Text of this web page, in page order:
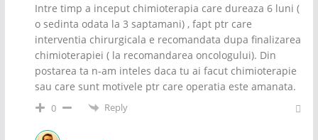
Intre timp a inceput chimioterapia care dureaza 6 luni (
o sedinta odata la 3 saptamani) , fapt ptr care
interventia chirurgicala e recomandata dupa finalizarea
chimioterapiei ( la recomandarea oncologului). Din
postarea ta n-am inteles daca tu ai facut chimioterapie
sau care sunt motivele ptr care operatia este amanata.
0 Reply